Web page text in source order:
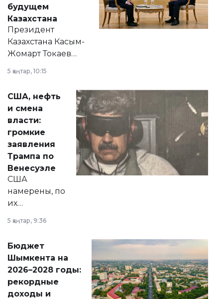
будущем
Казахстана
Президент
Казахстана Касым-
Жомарт Токаев
сразу несколько
актуальных тем —
от слухов о
политических
реформах до
вопросов армии,
экономики и
личного здоровья.
5 қаңтар, 10:15
США, нефть
и смена
власти:
громкие
заявления
Трампа по
Венесуэле
США
намерены, по
их
принести
народу
Венесуэлы.
5 қаңтар, 9:36
Бюджет
Шымкента на
2026–2028 годы:
рекордные
доходы и